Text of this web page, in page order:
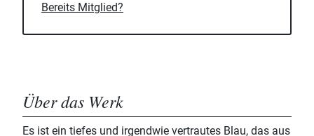
Bereits Mitglied?
Über das Werk
Es ist ein tiefes und irgendwie vertrautes Blau, das aus